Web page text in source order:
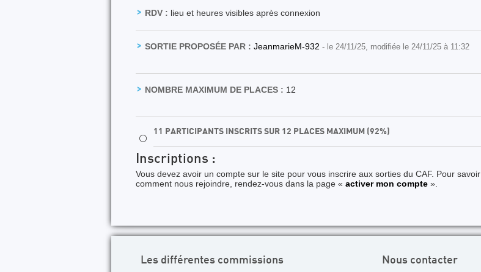
RDV : lieu et heures visibles après connexion
SORTIE PROPOSÉE PAR : JeanmarieM-932 - le 24/11/25, modifiée le 24/11/25 à 11:32
NOMBRE MAXIMUM DE PLACES : 12
⚪
11 PARTICIPANTS INSCRITS SUR 12 PLACES MAXIMUM (92%)
Inscriptions :
Vous devez avoir un compte sur le site pour vous inscrire aux sorties du CAF. Pour savoir
comment nous rejoindre, rendez-vous dans la page « activer mon compte ».
Les différentes commissions Nous contacter